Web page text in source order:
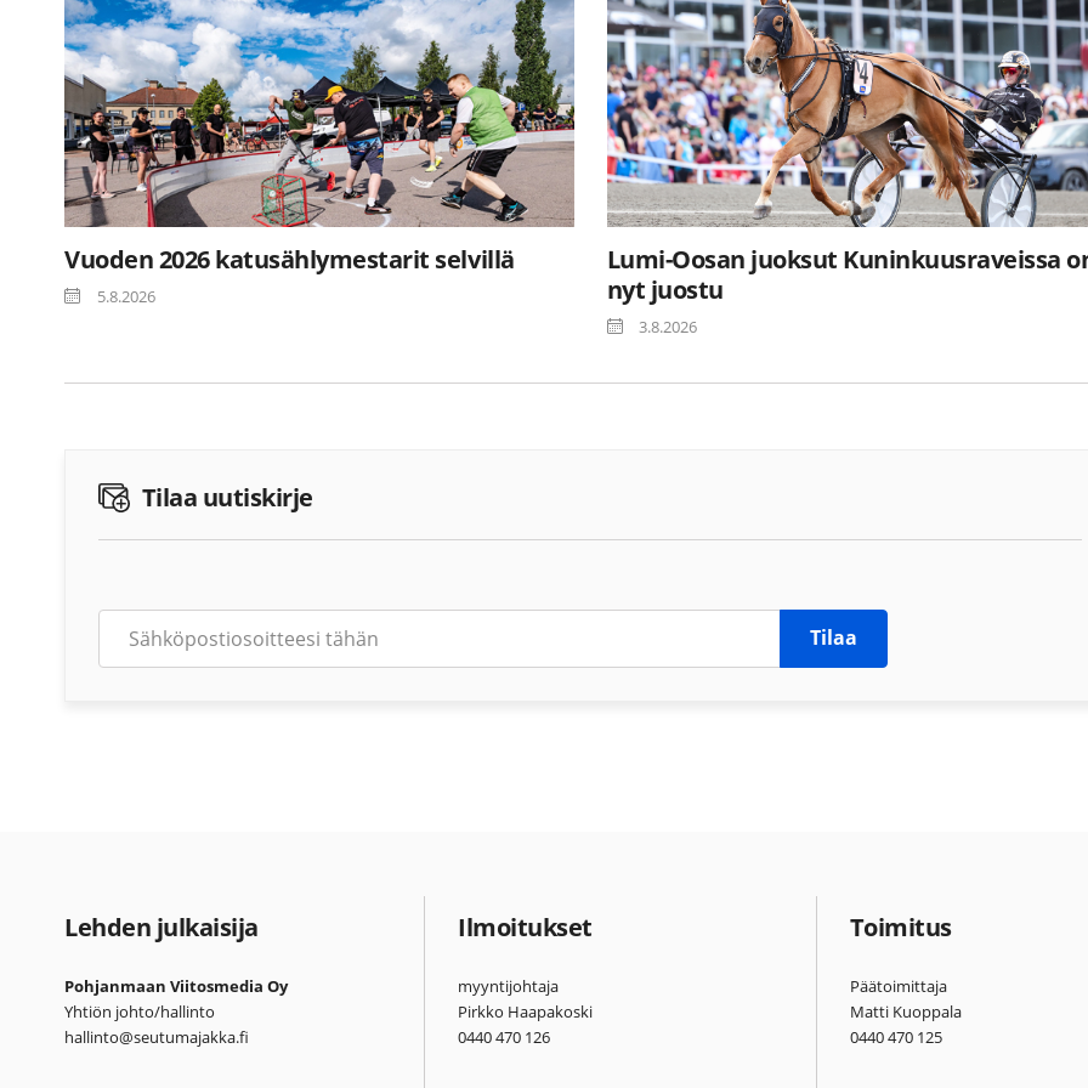
Vuoden 2026 katusählymestarit selvillä
5.8.2026
Lumi-Oosan juoksut Kuninkuusraveissa
nyt juostu
3.8.2026
Tilaa uutiskirje
Tilaa
Lehden julkaisija
Pohjanmaan Viitosmedia Oy
Yhtiön johto/hallinto
hallinto@seutumajakka.fi
Ilmoitukset
myyntijohtaja
Pirkko Haapakoski
0440 470 126
Toimitus
Päätoimittaja
Matti Kuoppala
0440 470 125